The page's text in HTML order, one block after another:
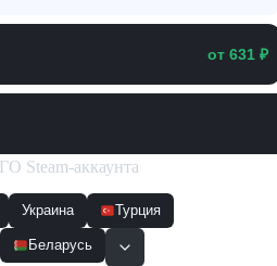
от 631 ₽
Steam-аккаунта
Украина Турция
Беларусь